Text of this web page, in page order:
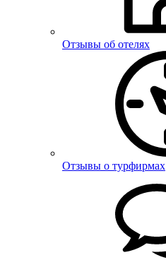
Отзывы об отелях
Отзывы о турфирмах